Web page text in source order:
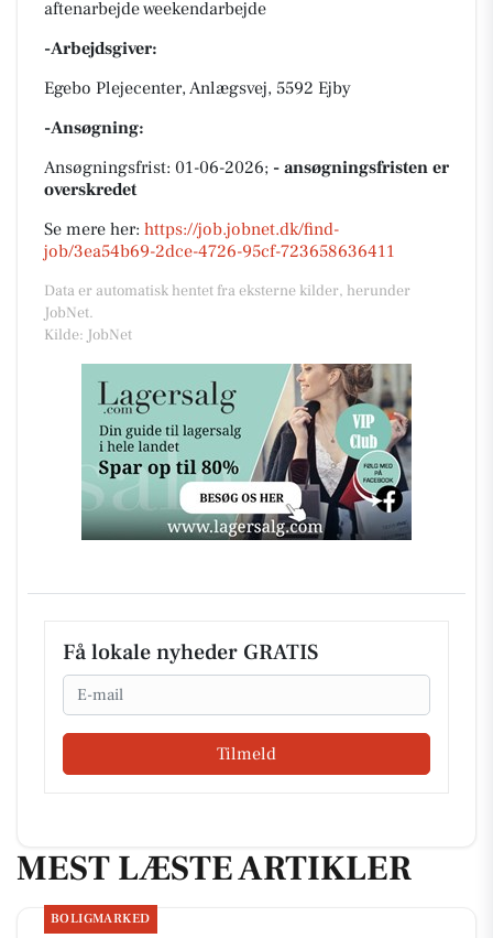
aftenarbejde weekendarbejde
-Arbejdsgiver:
Egebo Plejecenter, Anlægsvej, 5592 Ejby
-Ansøgning:
Ansøgningsfrist: 01-06-2026; - ansøgningsfristen er
overskredet
Se mere her: https://job.jobnet.dk/find-
job/3ea54b69-2dce-4726-95cf-723658636411
Data er automatisk hentet fra eksterne kilder, herunder
JobNet.
Kilde: JobNet
Få lokale nyheder GRATIS
Email
Tilmeld
MEST LÆSTE ARTIKLER
BOLIGMARKED